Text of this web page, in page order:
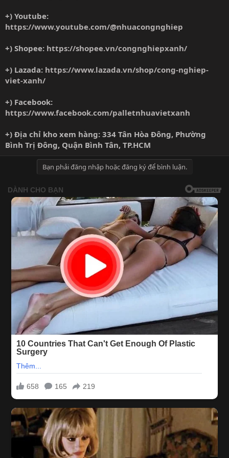
+) Youtube:
https://www.youtube.com/@nhuacongnghiep
+) Shopee: https://shopee.vn/congnghiepxanh/
+) Lazada: https://www.lazada.vn/shop/cong-nghiep-
viet-xanh/
+) Facebook:
https://www.facebook.com/palletnhuavietxanh
+) Địa chỉ kho xem hàng: 334 Tân Hòa Đông, Phường
Bình Trị Đông, Quận Bình Tân, TP.HCM
Bạn phải đăng nhập hoặc đăng ký để bình luận.